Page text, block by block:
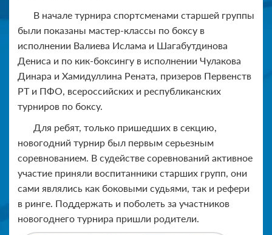
В начале турнира спортсменами старшей группы
были показаны мастер-классы по боксу в
исполнении Валиева Ислама и Шагабутдинова
Дениса и по кик-боксингу в исполнении Чулакова
Динара и Хамидуллина Рената, призеров Первенств
РТ и ПФО, всероссийских и республиканских
турниров по боксу.
Для ребят, только пришедших в секцию,
новогодний турнир был первым серьезным
соревнованием. В судействе соревнований активное
участие приняли воспитанники старших групп, они
сами являлись как боковыми судьями, так и рефери
в ринге. Поддержать и поболеть за участников
новогоднего турнира пришли родители.